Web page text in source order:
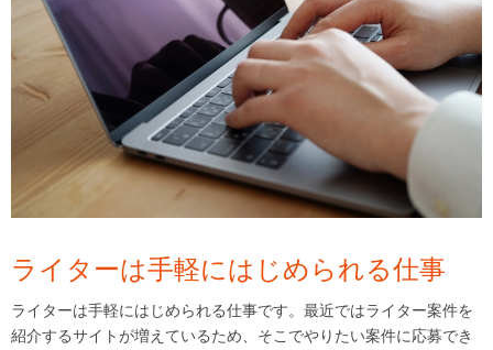
ライターは手軽にはじめられる仕事
ライターは手軽にはじめられる仕事です。最近ではライター案件を
紹介するサイトが増えているため、そこでやりたい案件に応募でき